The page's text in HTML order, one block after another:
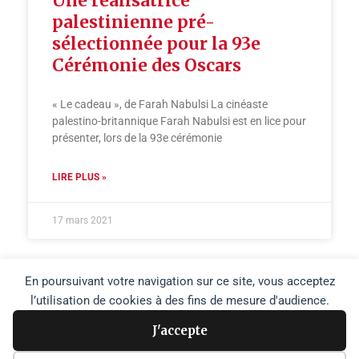
En poursuivant votre navigation sur ce site, vous acceptez
l’utilisation de cookies à des fins de mesure d'audience.
J'accepte
palestinienne pré-
sélectionnée pour la 93e
Cérémonie des Oscars
« Le cadeau », de Farah Nabulsi La cinéaste
palestino-britannique Farah Nabulsi est en lice pour
présenter, lors de la 93e cérémonie
LIRE PLUS »
17 mars 2021
Copyright © 2026 Agence Media Palestine |